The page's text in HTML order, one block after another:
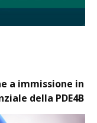
a immissione in
della PDE4B